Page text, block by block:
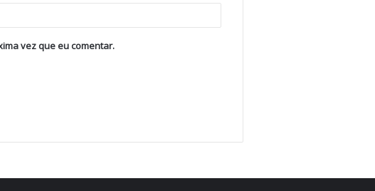
vez que eu comentar.